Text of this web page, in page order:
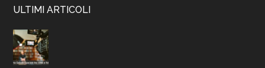
ULTIMI ARTICOLI